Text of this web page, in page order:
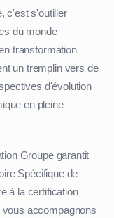
c'est s'outiller
du monde
transformation
un tremplin vers de
d'évolution
en pleine
Groupe garantit
Spécifique de
à la certification
accompagnons